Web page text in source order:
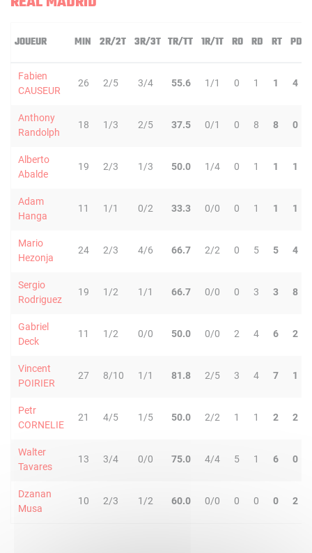
JOUEUR MIN 2R/2T 3R/3T TR/TT 1R/1T RO RD RT PD
Fabien
CAUSEUR
26 2/5 3/4 55.6 1/1 0 1 1 4
Anthony
Randolph
18 1/3 2/5 37.5 0/1 0 8 8 0
Alberto
Abalde
19 2/3 1/3 50.0 1/4 0 1 1 1
Adam
Hanga
11 1/1 0/2 33.3 0/0 0 1 1 1
Mario
Hezonja
24 2/3 4/6 66.7 2/2 0 5 5 4
Sergio
Rodriguez
19 1/2 1/1 66.7 0/0 0 3 3 8
Gabriel
Deck
11 1/2 0/0 50.0 0/0 2 4 6 2
Vincent
POIRIER
27 8/10 1/1 81.8 2/5 3 4 7 1
Petr
CORNELIE
21 4/5 1/5 50.0 2/2 1 1 2 2
Walter
Tavares
13 3/4 0/0 75.0 4/4 5 1 6 0
Dzanan
Musa
10 2/3 1/2 60.0 0/0 0 0 0 2